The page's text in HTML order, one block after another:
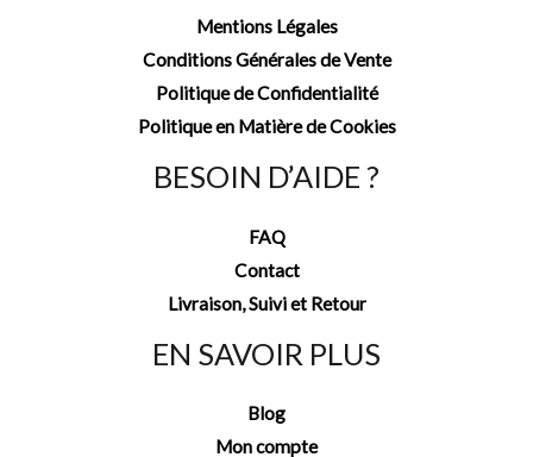
Mentions Légales
Conditions Générales de Vente
Politique de Confidentialité
Politique en Matière de Cookies
BESOIN D’AIDE ?
FAQ
Contact
Livraison, Suivi et Retour
EN SAVOIR PLUS
Blog
Mon compte